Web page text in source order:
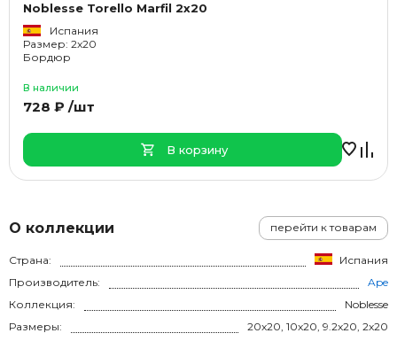
О коллекции перейти к товарам
Страна:
Испания
Производитель:
Ape
Коллекция:
Noblesse
Размеры:
20x20, 10x20, 9.2x20, 2x20
Noblesse Torello Marfil 2x20
Испания
Размер: 2x20
Бордюр
В наличии
728 ₽ /шт
В корзину